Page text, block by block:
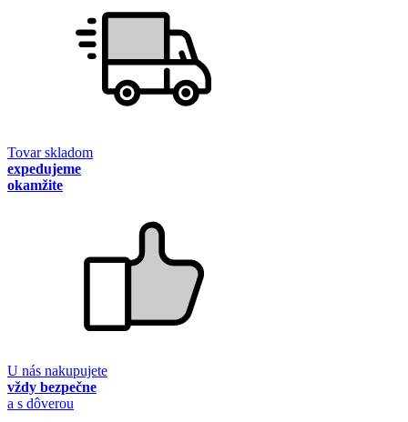
Tovar skladom
expedujeme
okamžite
U nás nakupujete
vždy bezpečne
a s dôverou